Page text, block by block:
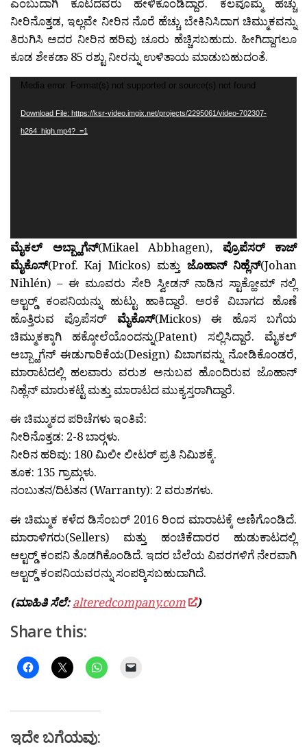
ನೀರಿನೊತ್ತಡ, ಇಲ್ಲವೇ ನೀರಿನ ನೊರೆ ಹೆಚ್ಚು ಬೇಕಿನಿಸಿದಾಗ ಚಿಮ್ಮುಕವನ್ನು
ತಿರುಗಿಸಿ ಅದರ ನೀರಿನ ಹರಿವು ಚೂರು ಹೆಚ್ಚಿಸಬಹುದು. ಹೀಗಿದ್ದಾಗಲೂ
ಕೂಡ ಶೇಕಡಾ 85 ರಶ್ಟು ನೀರನ್ನು ಉಳಿತಾಯ ಮಾಡುಬಹುದಂತೆ.
Video
Media error: Format(s) not supported or source(s) not found
Download File: https://ksr-video.imgix.net/projects/2295061/video-702307-
h264_high.mp4?_=1
ಮೈಕಲ್ ಅಬ್ಬ್ಹಾಗೆನ್(Mikael Abbhagen), ಪ್ರೊಪೆಸರ್ ಕಾಜ್
ಮೈಕೊಸ್(Prof. Kaj Mickos) ಮತ್ತು ಜೊಹಾನ್ ನಿಹ್ಲೆನ್(Johan
Nihlén) – ಈ ಮೂವರು ಸೇರಿ ಸ್ವೀಡನ್ ನಾಡಿನ ಸ್ಟಾಕ್ಹೋಮ್ ನಲ್ಲಿ
ಆಲ್ಟರ್‍ಡ್ ಕಂಪನಿಯನ್ನು ಹುಟ್ಟು ಹಾಕಿದ್ದಾರೆ. ಅರಕೆ ವಿಬಾಗದ ಹೊಣೆ
ಹೊತ್ತಿರುವ ಪ್ರೊಪೆಸರ್ ಮೈಕೊಸ್(Mickos) ಈ ಹೊಸ ಬಗೆಯ
ಚಿಮ್ಮುಕಕ್ಕಾಗಿ ಹಕ್ಕೋಲೆಯೊಂದನ್ನು(Patent) ಸಲ್ಲಿಸಿದ್ದಾರೆ. ಮೈಕಲ್
ಅಬ್ಬ್ಹಾಗೆನ್ ಈಡುಗಾರಿಕೆಯ(Design) ವಿಬಾಗವನ್ನು ನೋಡಿಕೊಂಡರೆ,
ಮಾರಾಟದಲ್ಲಿ ಹಲವಾರು ವರುಶ ಅನುಬವ ಹೊಂದಿರುವ ಜೊಹಾನ್
ನಿಹ್ಲೆನ್ ಮಾರುಕಟ್ಟೆ ಮತ್ತು ಮಾರಾಟದ ಮುಕ್ಯಸ್ತರಾಗಿದ್ದಾರೆ.
ಈ ಚಿಮ್ಮುಕದ ಪರಿಚೆಗಳು ಇಂತಿವೆ:
ನೀರಿನೊತ್ತಡ: 2-8 ಬಾರ‍್ಗಳು.
ನೀರಿನ ಹರಿವು: 180 ಮಿಲೀ ಲೀಟರ್ ಪ್ರತಿ ನಿಮಿಶಕ್ಕೆ.
ತೂಕ: 135 ಗ್ರಾಮ್ಗಳು.
ನಂಬುತನ/ದಿಟತನ (Warranty): 2 ವರುಶಗಳು.
ಈ ಚಿಮ್ಮುಕ ಕಳೆದ ಡಿಸೆಂಬರ್ 2016 ರಿಂದ ಮಾರಾಟಕ್ಕೆ ಅಣಿಗೊಂಡಿದೆ.
ಮಾರಾಳಿಗರು(Sellers) ಮತ್ತು ಹಂಚಿಕೆದಾರರ ಹುಡುಕಾಟದಲ್ಲಿ
ಆಲ್ಟರ್‍ಡ್ ಕಂಪನಿ ತೊಡಗಿಕೊಂಡಿದೆ. ಇದರ ಬೆಲೆಯ ವಿವರಗಳಿಗೆ ನೇರವಾಗಿ
ಆಲ್ಟರ್‍ಡ್ ಕಂಪನಿಯವರನ್ನು ಸಂಪರ‍್ಕಿಸಬಹುದಾಗಿದೆ.
(ಮಾಹಿತಿ ಸೆಲೆ:alteredcompany.com )
Share this:
ಇದೇ ಬಗೆಯವು: